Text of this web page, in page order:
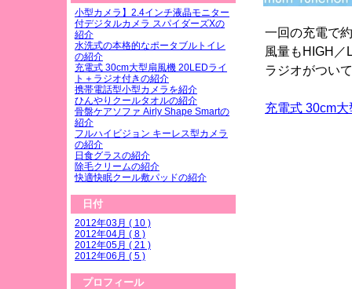
一回の充電で
風量もHIGH／
ラジオがつい
充電式 30cm
小型カメラ】2.4インチ液晶モニター
付デジタルカメラ スパイダーズXの
紹介
水洗式の本格的なポータブルトイレ
の紹介
充電式 30cm大型扇風機 20LEDライ
ト＋ラジオ付きの紹介
携帯電話型小型カメラを紹介
ひんやりクールタオルの紹介
骨盤ケアソファ Airly Shape Smartの
紹介
フルハイビジョン キーレス型カメラ
の紹介
日食グラスの紹介
除毛クリームの紹介
快適快眠クール敷パッドの紹介
日付
2012年03月 ( 10 )
2012年04月 ( 8 )
2012年05月 ( 21 )
2012年06月 ( 5 )
プロフィール